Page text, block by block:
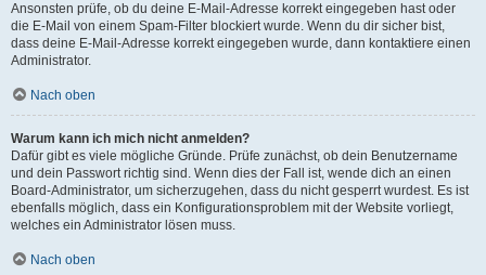
Ansonsten prüfe, ob du deine E-Mail-Adresse korrekt eingegeben hast oder
die E-Mail von einem Spam-Filter blockiert wurde. Wenn du dir sicher bist,
dass deine E-Mail-Adresse korrekt eingegeben wurde, dann kontaktiere einen
Administrator.
Nach oben
Warum kann ich mich nicht anmelden?
Dafür gibt es viele mögliche Gründe. Prüfe zunächst, ob dein Benutzername
und dein Passwort richtig sind. Wenn dies der Fall ist, wende dich an einen
Board-Administrator, um sicherzugehen, dass du nicht gesperrt wurdest. Es ist
ebenfalls möglich, dass ein Konfigurationsproblem mit der Website vorliegt,
welches ein Administrator lösen muss.
Nach oben